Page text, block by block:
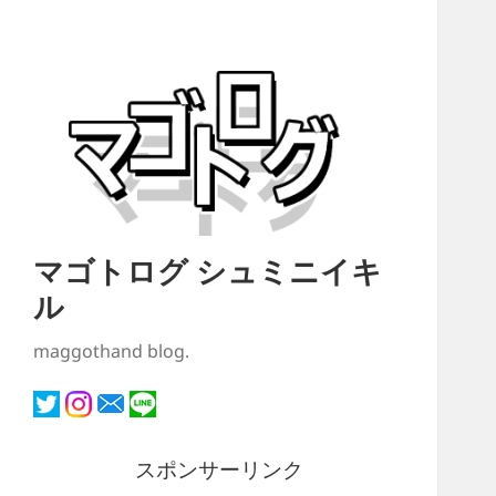
マゴトログ シュミニイキ
ル
maggothand blog.
スポンサーリンク